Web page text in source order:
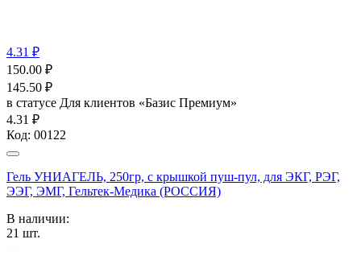
4.31 ₽
150.00 ₽
145.50 ₽
в статусе Для клиентов «Базис Премиум»
4.31 ₽
Код: 00122
Гель УНИАГЕЛЬ, 250гр, с крышкой пуш-пул, для ЭКГ, РЭГ,
ЭЭГ, ЭМГ, Гельтек-Медика (РОССИЯ)
В наличии:
21 шт.